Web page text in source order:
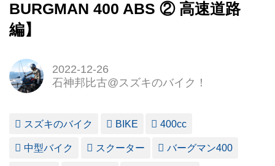
BURGMAN 400 ABS ② 高速道路
編】
2022-12-26
石神邦比古@スズキのバイク！
スズキのバイク BIKE 400cc
中型バイク スクーター バーグマン400